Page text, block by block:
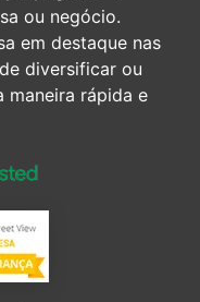
ou negócio.
em destaque nas
diversificar ou
maneira rápida e